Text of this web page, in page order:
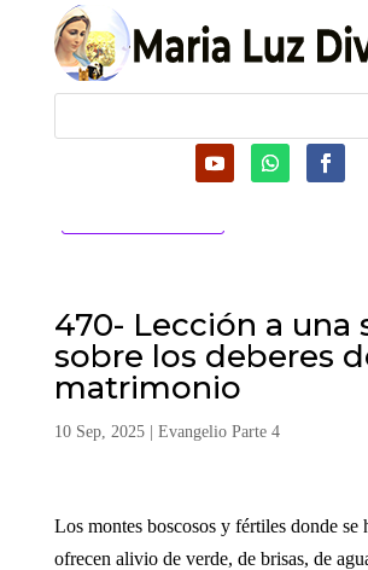
470- Lección a una
sobre los deberes
matrimonio
10 Sep, 2025| Evangelio Parte 4
Los montes boscosos y fértiles donde se
ofrecen alivio de verde, de brisas, de